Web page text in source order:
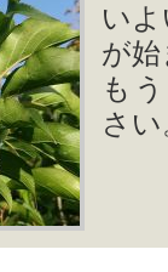
い
が
も
さ